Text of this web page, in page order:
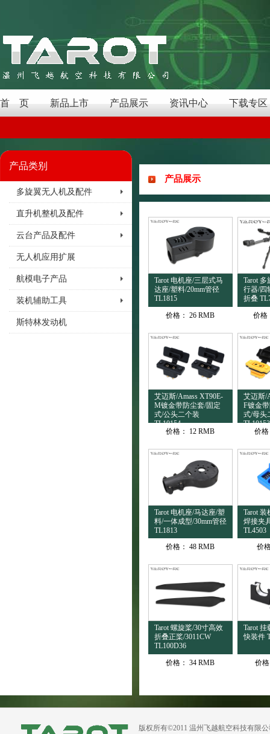
首 页 新品上市 产品展示 资讯中心 下载专区
产品类别
多旋翼无人机及配件
直升机整机及配件
云台产品及配件
无人机应用扩展
航模电子产品
装机辅助工具
斯特林发动机
产品展示
Tarot 电机座/三层式马
达座/塑料/20mm管径
TL1815
价格： 26 RMB
Tarot
行器/四
折叠
价格
艾迈斯/Amass XT90E-
M镀金带防尘套/固定
式/公头二个装
TL10154
价格：
12 RMB
艾迈斯/
F镀金
式/母头
TL10153
价
Tarot 电机座/马达座/塑
料/一体成型/30mm管径
TL1813
价格： 48 RMB
Tarot
焊接夹
TL4503
价
Tarot 螺旋桨/30寸高效
折叠正桨/3011CW
TL100D36
价格： 34 RMB
Tarot 挂
快装件
价
版权所有©2011 温州飞越航空科技有限